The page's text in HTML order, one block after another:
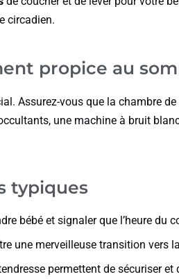
circadien.
propice au
Assurez-vous que la chambre
une machine à bruit
typiques
bébé et signaler que l’heure du
une merveilleuse transition vers
permettent de sécuriser et